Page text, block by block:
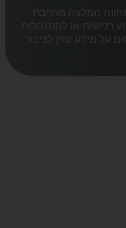
המלצה מחייבת
רכישות או להתנהלות
על מידע זמין לציבור